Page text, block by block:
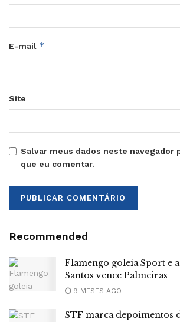
E-mail *
Site
Salvar meus dados neste navegador
que eu comentar.
Recommended
Flamengo goleia Sport e
Santos vence Palmeiras
9 MESES AGO
STF marca depoimentos